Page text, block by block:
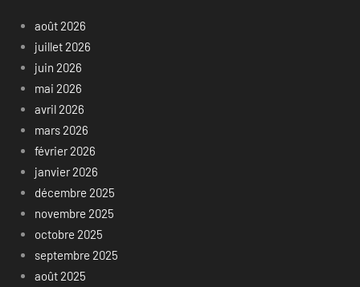
août 2026
juillet 2026
juin 2026
mai 2026
avril 2026
mars 2026
février 2026
janvier 2026
décembre 2025
novembre 2025
octobre 2025
septembre 2025
août 2025